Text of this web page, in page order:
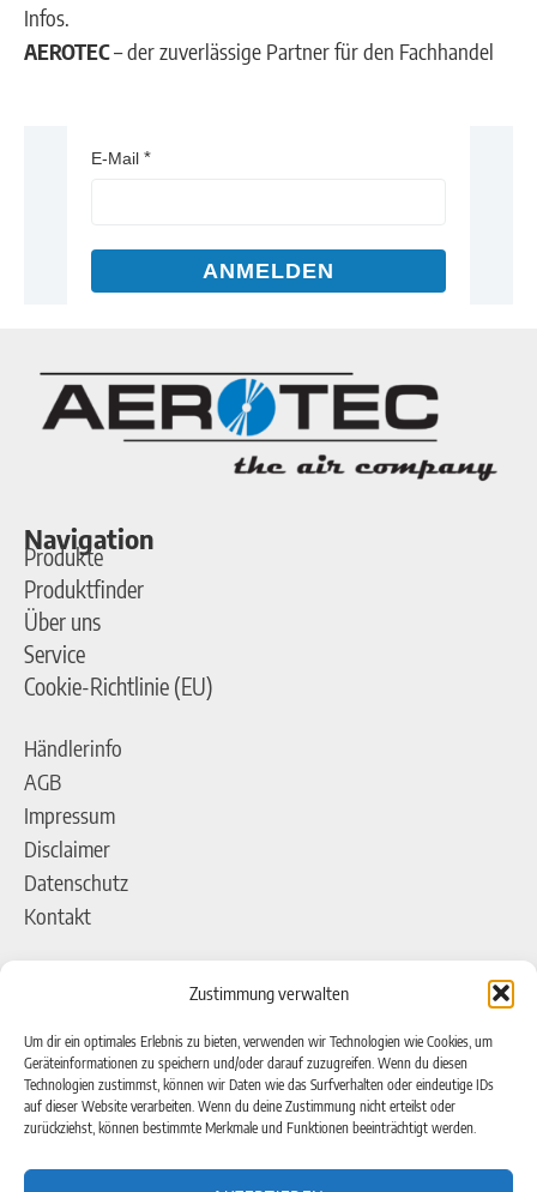
Zustimmung verwalten
Um dir ein optimales Erlebnis zu bieten, verwenden wir Technologien wie Cookies, um
Geräteinformationen zu speichern und/oder darauf zuzugreifen. Wenn du diesen
Technologien zustimmst, können wir Daten wie das Surfverhalten oder eindeutige IDs
auf dieser Website verarbeiten. Wenn du deine Zustimmung nicht erteilst oder
zurückziehst, können bestimmte Merkmale und Funktionen beeinträchtigt werden.
Infos.
AEROTEC– der zuverlässige Partner für den Fachhandel
E-Mail
ANMELDEN
Navigation
Produkte
Produktfinder
Über uns
Service
Cookie-Richtlinie (EU)
Händlerinfo
AGB
Impressum
Disclaimer
Datenschutz
Kontakt
AEROTEC Kompressoren
Ferdinand-Porsche-Straße 16
63500 Seligenstadt